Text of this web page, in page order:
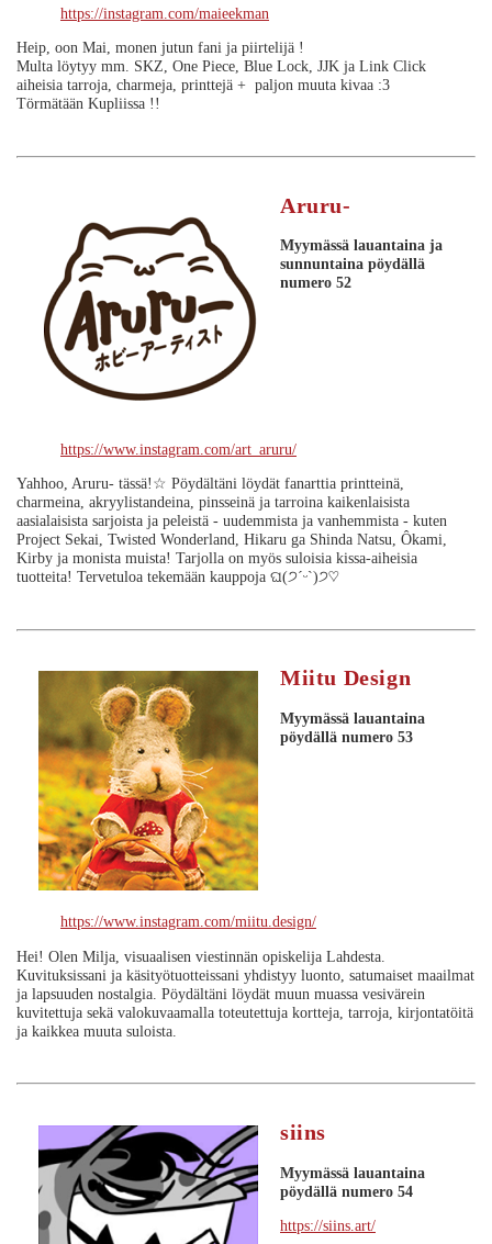
https://instagram.com/maieekman
Heip, oon Mai, monen jutun fani ja piirtelijä !
Multa löytyy mm. SKZ, One Piece, Blue Lock, JJK ja Link Click
aiheisia tarroja, charmeja, printtejä + paljon muuta kivaa :3
Törmätään Kupliissa !!
Aruru-
Myymässä lauantaina ja
sunnuntaina pöydällä
numero 52
https://www.instagram.com/art_aruru/
Yahhoo, Aruru- tässä!☆ Pöydältäni löydät fanarttia printteinä,
charmeina, akryylistandeina, pinsseinä ja tarroina kaikenlaisista
aasialaisista sarjoista ja peleistä - uudemmista ja vanhemmista - kuten
Project Sekai, Twisted Wonderland, Hikaru ga Shinda Natsu, Ôkami,
Kirby ja monista muista! Tarjolla on myös suloisia kissa-aiheisia
tuotteita! Tervetuloa tekemään kauppoja ଘ(੭ˊᵕˋ)੭♡
Miitu Design
Myymässä lauantaina
pöydällä numero 53
https://www.instagram.com/miitu.design/
Hei! Olen Milja, visuaalisen viestinnän opiskelija Lahdesta.
Kuvituksissani ja käsityötuotteissani yhdistyy luonto, satumaiset maailmat
ja lapsuuden nostalgia. Pöydältäni löydät muun muassa vesivärein
kuvitettuja sekä valokuvaamalla toteutettuja kortteja, tarroja, kirjontatöitä
ja kaikkea muuta suloista.
siins
Myymässä lauantaina
pöydällä numero 54
https://siins.art/